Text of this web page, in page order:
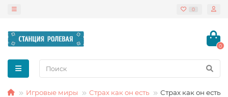
0
0
Игровые миры Страх как он есть Страх как он есть